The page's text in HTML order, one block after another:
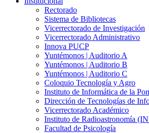
Rectorado
Sistema de Bibliotecas
Vicerrectorado de Investigación
Vicerrectorado Administrativo
Innova PUCP
Yuntémonos | Auditorio A
Yuntémonos | Auditorio B
Yuntémonos | Auditorio C
Coloquio Tecnología y Agro
Instituto de Informática de la
Dirección de Tecnologías de
Vicerrectorado Académico
Instituto de Radioastronomía
Facultad de Psicología